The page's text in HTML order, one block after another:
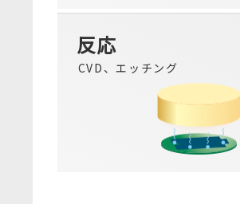
反応
CVD、エッチング